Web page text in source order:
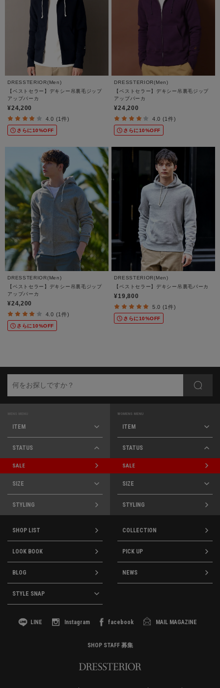
DRESSTERIOR(Men)
【ベストセラー】デキシー吊裏毛ジップ
アップパーカ
¥24,200
4.0 (1件)
さらに10%OFF
DRESSTERIOR(Men)
【ベストセラー】デキシー吊裏毛ジップ
アップパーカ
¥24,200
4.0 (1件)
さらに10%OFF
DRESSTERIOR(Men)
【ベストセラー】デキシー吊裏毛ジップ
アップパーカ
¥24,200
4.0 (1件)
さらに10%OFF
DRESSTERIOR(Men)
【ベストセラー】デキシー吊裏毛パーカ
¥19,800
5.0 (1件)
さらに10%OFF
MENS MENU
ITEM
STATUS
SALE
SIZE
STYLING
WOMENS MENU
ITEM
STATUS
SALE
SIZE
STYLING
SHOP LIST COLLECTION
LOOK BOOK PICK UP
BLOG NEWS
STYLE SNAP
LINE Instagram facebook MAIL MAGAZINE
SHOP STAFF 募集